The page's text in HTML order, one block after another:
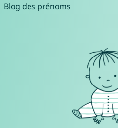
Blog des prénoms